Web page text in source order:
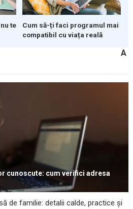
te
Cum să-ți faci programul mai
compatibil cu viața reală
A
cunoscute: cum verifici adresa
de familie: detalii calde, practice și